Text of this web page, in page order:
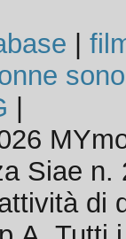
Siae n.
di